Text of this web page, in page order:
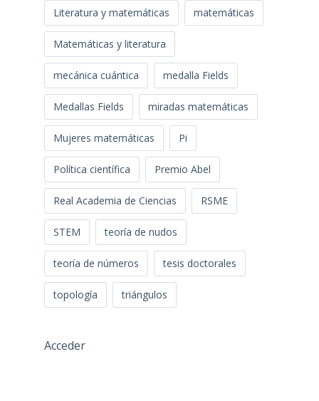
Literatura y matemáticas matemáticas
Matemáticas y literatura
mecánica cuántica medalla Fields
Medallas Fields miradas matemáticas
Mujeres matemáticas Pi
Política científica Premio Abel
Real Academia de Ciencias RSME
STEM teoría de nudos
teoría de números tesis doctorales
topología triángulos
Acceder